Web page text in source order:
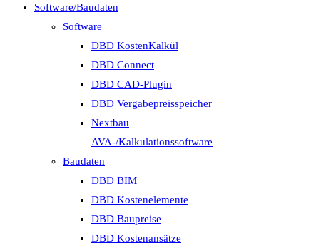
Software/Baudaten
Software
DBD KostenKalkül
DBD Connect
DBD CAD-Plugin
DBD Vergabepreisspeicher
Nextbau
AVA-/Kalkulationssoftware
Baudaten
DBD BIM
DBD Kostenelemente
DBD Baupreise
DBD Kostenansätze